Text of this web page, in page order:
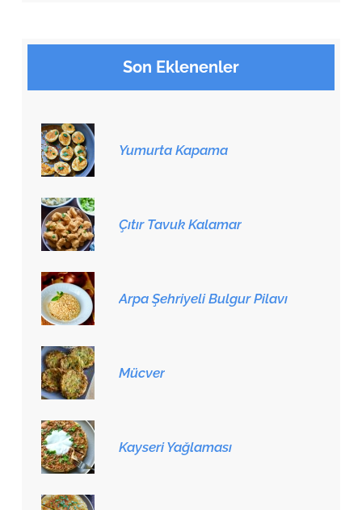
Son Eklenenler
Yumurta Kapama
Çıtır Tavuk Kalamar
Arpa Şehriyeli Bulgur Pilavı
Mücver
Kayseri Yağlaması